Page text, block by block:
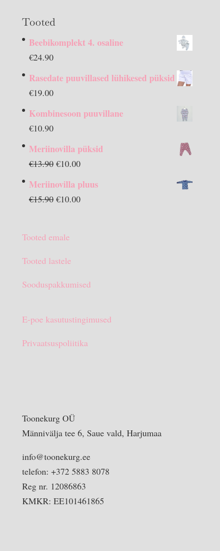
Tooted
Beebikomplekt 4. osaline
€24.90
Rasedate puuvillased lühikesed püksid
€19.00
Kombinesoon puuvillane
€10.90
Meriinovilla püksid
€13.90 Algne
€10.00Praegune
on:
Meriinovilla pluus
€15.90 Algne
€15.90.
€10.00Praegune
Tooted emale
Tooted lastele
Sooduspakkumised
E-poe kasutustingimused
Privaatsuspoliitika
Toonekurg OÜ
Männivälja tee 6, Saue vald, Harjumaa
info@toonekurg.ee
telefon: +372 5883 8078
Reg nr. 12086863
KMKR: EE101461865